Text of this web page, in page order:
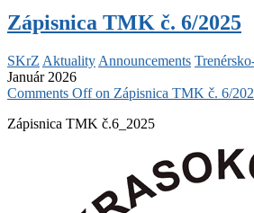
Zápisnica TMK č. 6/2025
SKrZ Aktuality Announcements
Január 2026
Comments Offon Zápisnica TMK č. 6/
Zápisnica TMK č.6_2025